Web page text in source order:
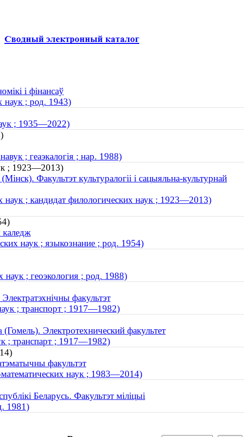
і фінансаў
наук ; род. 1943)
; 1935—2022)
; геаэкалогія ; нар. 1988)
; 1923—2013)
Факультэт культуралогіі і сацыяльна-культурнай
; кандидат филологических наук ; 1923—2013)
каледж
наук ; языкознание ; род. 1954)
; геоэкология ; род. 1988)
факультэт
; транспорт ; 1917—1982)
Электротехнический факультет
; транспарт ; 1917—1982)
факультэт
наук ; 1983—2014)
Беларусь. Факультэт міліцыі
1981)